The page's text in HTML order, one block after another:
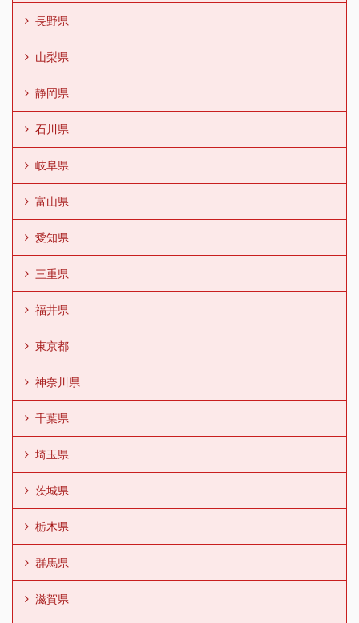
長野県
山梨県
静岡県
石川県
岐阜県
富山県
愛知県
三重県
福井県
東京都
神奈川県
千葉県
埼玉県
茨城県
栃木県
群馬県
滋賀県